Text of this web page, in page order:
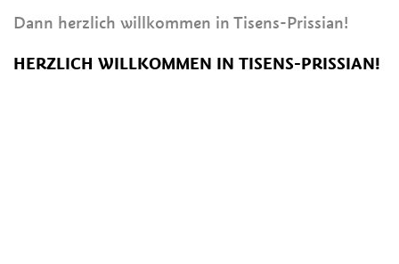
Dann herzlich willkommen in Tisens-Prissian!
HERZLICH WILLKOMMEN IN TISENS-PRISSIAN!